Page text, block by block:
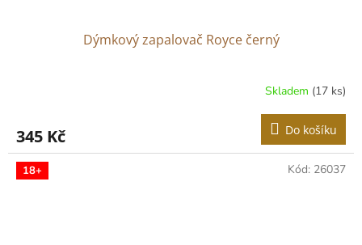
Dýmkový zapalovač Royce černý
Skladem (17 ks)
345 Kč Do košíku
18+ Kód: 26037